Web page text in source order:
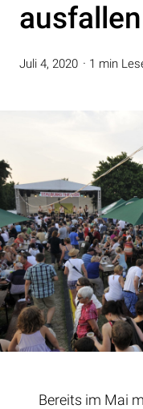
Juli 4, 2020 1 min
Bereits im Mai